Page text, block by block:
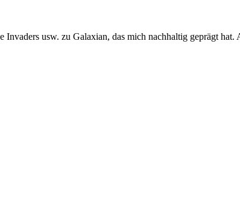
usw. zu Galaxian, das mich nachhaltig geprägt hat.